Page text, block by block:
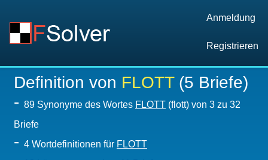
Anmeldung
Registrieren
Definition von FLOTT(5 Briefe)
- 89 Synonyme des Wortes FLOTT (flott) von 3 zu 32
Briefe
- 4 Wortdefinitionen für FLOTT